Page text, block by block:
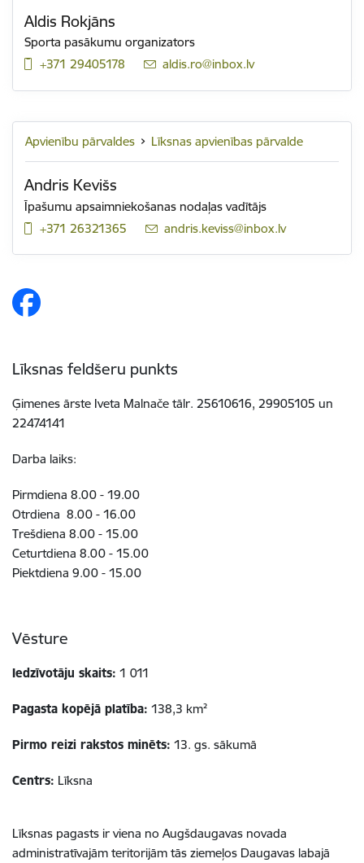
Aldis Rokjāns
Sporta pasākumu organizators
+371 29405178
E-pasts:
aldis.ro@inbox.lv
Apvienību pārvaldes Līksnas apvienības pārvalde
Andris Kevišs
Īpašumu apsaimniekošanas nodaļas vadītājs
+371 26321365
E-pasts:
andris.keviss@inbox.lv
Līksnas feldšeru punkts
Ģimenes ārste Iveta Malnače tālr. 25610616, 29905105 un
22474141
Darba laiks:
Pirmdiena 8.00 - 19.00
Otrdiena 8.00 - 16.00
Trešdiena 8.00 - 15.00
Ceturtdiena 8.00 - 15.00
Piektdiena 9.00 - 15.00
Vēsture
Iedzīvotāju skaits: 1 011
Pagasta kopējā platība: 138,3 km²
Pirmo reizi rakstos minēts: 13. gs. sākumā
Centrs: Līksna
Līksnas pagasts ir viena no Augšdaugavas novada
administratīvajām teritorijām tās ziemeļos Daugavas labajā